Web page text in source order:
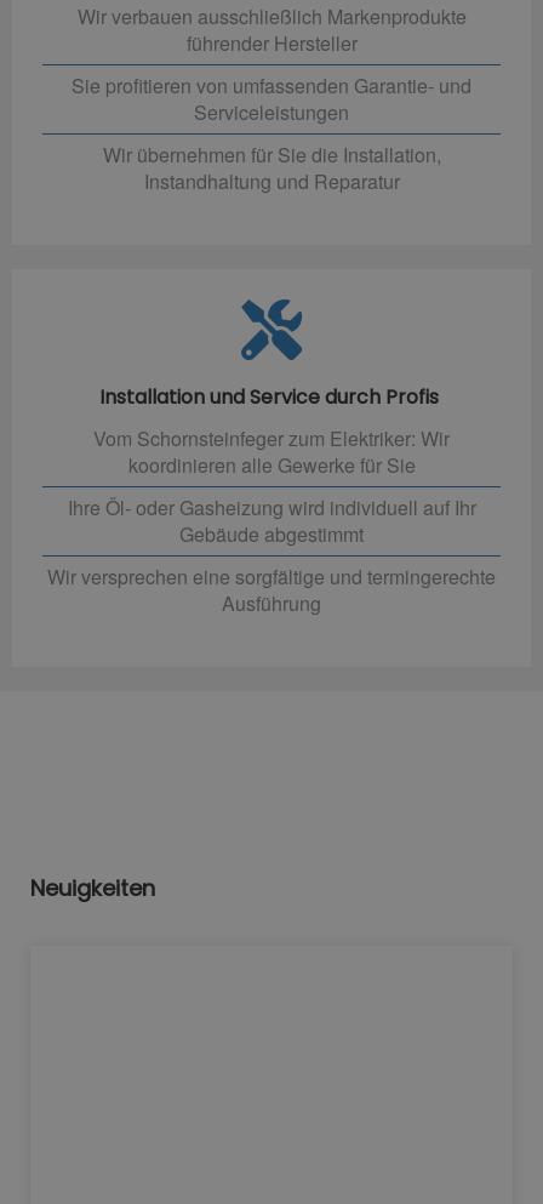
Wir verbauen ausschließlich Markenprodukte
führender Hersteller
Sie profitieren von umfassenden Garantie- und
Serviceleistungen
Wir übernehmen für Sie die Installation,
Instandhaltung und Reparatur
Installation und Service durch Profis
Vom Schornsteinfeger zum Elektriker: Wir
koordinieren alle Gewerke für Sie
Ihre Öl- oder Gasheizung wird individuell auf Ihr
Gebäude abgestimmt
Wir versprechen eine sorgfältige und termingerechte
Ausführung
Neuigkeiten